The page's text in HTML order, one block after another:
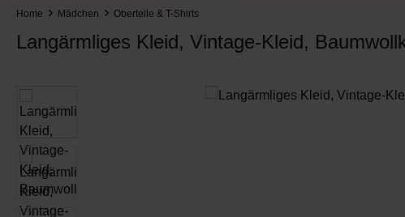
Home Mädchen Oberteile & T-Shirts
Langärmliges Kleid, Vintage-Kleid,